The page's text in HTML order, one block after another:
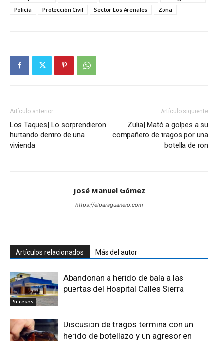
Policía
Protección Civil Sector Los Arenales Zona
Artículo anterior
Los Taques| Lo sorprendieron
hurtando dentro de una
vivienda
Artículo siguiente
Zulia| Mató a golpes a su
compañero de tragos por una
botella de ron
José Manuel Gómez
https://elparaguanero.com
Artículos relacionados Más del autor
Sucesos
Abandonan a herido de bala a las
puertas del Hospital Calles Sierra
Discusión de tragos termina con un
herido de botellazo y un agresor en